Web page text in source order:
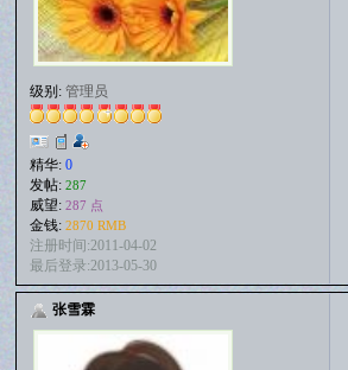
级别:管理员
精华:0
发帖:287
威望:287 点
金钱:2870 RMB
注册时间:2011-04-02
最后登录:2013-05-30
张雪霖